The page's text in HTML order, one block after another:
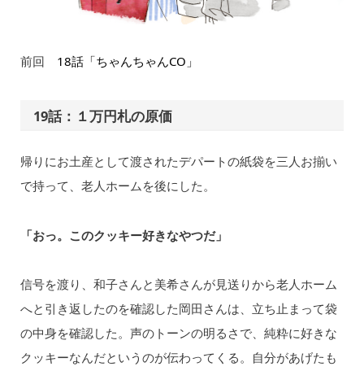
前回 18話「ちゃんちゃんCO」
19話：１万円札の原価
帰りにお土産として渡されたデパートの紙袋を三人お揃い
で持って、老人ホームを後にした。
「おっ。このクッキー好きなやつだ」
信号を渡り、和子さんと美希さんが見送りから老人ホーム
へと引き返したのを確認した岡田さんは、立ち止まって袋
の中身を確認した。声のトーンの明るさで、純粋に好きな
クッキーなんだというのが伝わってくる。自分があげたも